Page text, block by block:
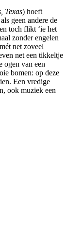
Texas) hoeft
geen andere de
toch flikt ‘ie het
zonder engelen
net zoveel
net een tikkeltje
ogen van een
bomen: op deze
Een vredige
ook muziek een